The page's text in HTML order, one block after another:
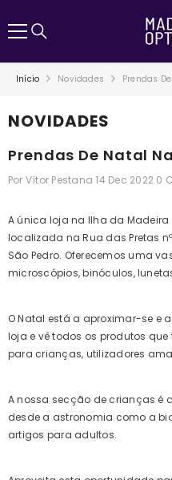
Início Novidades Prendas
NOVIDADES
Prendas De Natal
Por Vítor Pestana 14 Dec 2022 0
A única loja na Ilha da
localizada na Rua das Pretas
São Pedro. Oferecemos uma
microscópios, binóculos,
O Natal está a aproximar-se e
loja e vê todos os produtos
para crianças, utilizadores
A nossa secção de crianças é
desde a astronomia como a
artigos para adultos.